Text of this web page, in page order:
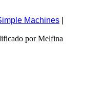
Machines
por Melfina